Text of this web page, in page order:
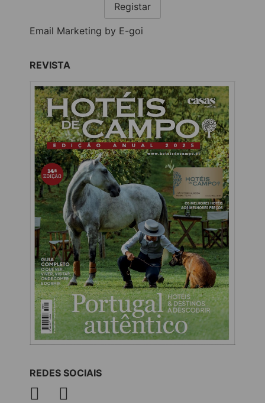
Registar
Email Marketing by E-goi
REVISTA
REDES SOCIAIS